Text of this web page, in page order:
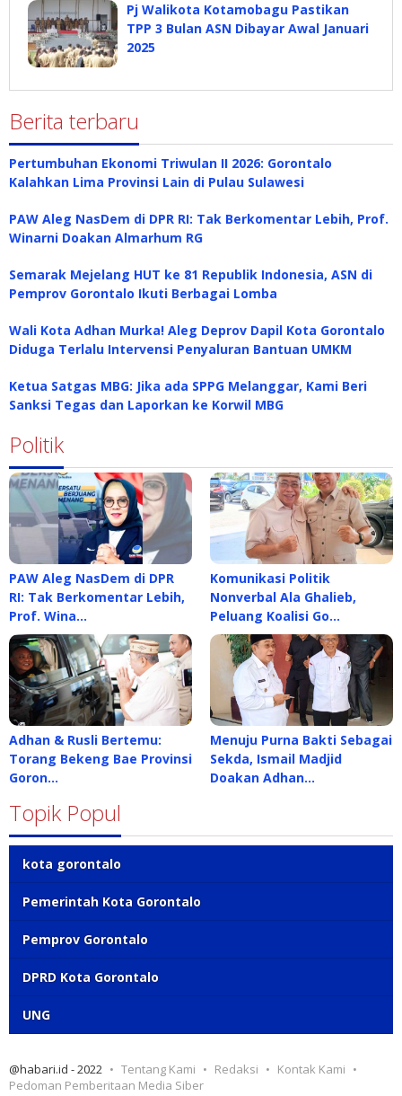
Pj Walikota Kotamobagu Pastikan
TPP 3 Bulan ASN Dibayar Awal Januari
2025
Berita terbaru
Pertumbuhan Ekonomi Triwulan II 2026: Gorontalo
Kalahkan Lima Provinsi Lain di Pulau Sulawesi
PAW Aleg NasDem di DPR RI: Tak Berkomentar Lebih, Prof.
Winarni Doakan Almarhum RG
Semarak Mejelang HUT ke 81 Republik Indonesia, ASN di
Pemprov Gorontalo Ikuti Berbagai Lomba
Wali Kota Adhan Murka! Aleg Deprov Dapil Kota Gorontalo
Diduga Terlalu Intervensi Penyaluran Bantuan UMKM
Ketua Satgas MBG: Jika ada SPPG Melanggar, Kami Beri
Sanksi Tegas dan Laporkan ke Korwil MBG
Politik
PAW Aleg NasDem di DPR
RI: Tak Berkomentar Lebih,
Prof. Wina…
Komunikasi Politik
Nonverbal Ala Ghalieb,
Peluang Koalisi Go…
Adhan & Rusli Bertemu:
Torang Bekeng Bae Provinsi
Goron…
Menuju Purna Bakti Sebagai
Sekda, Ismail Madjid
Doakan Adhan…
Topik Popul
kota gorontalo
Pemerintah Kota Gorontalo
Pemprov Gorontalo
DPRD Kota Gorontalo
UNG
@habari.id - 2022 Tentang Kami Redaksi
Kontak Kami
Pedoman Pemberitaan Media Siber